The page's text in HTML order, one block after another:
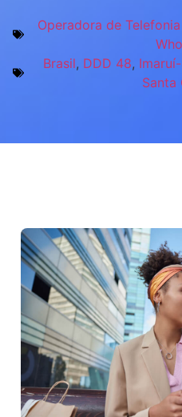
Operadora de
Brasil, DDD 48,
Santa